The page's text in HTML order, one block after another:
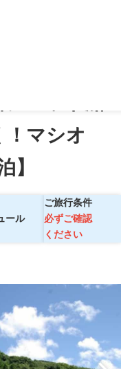
船で行く！マシオ
ェット船
！マシオ
】
ール
ご旅行条件
必ずご確認
ください